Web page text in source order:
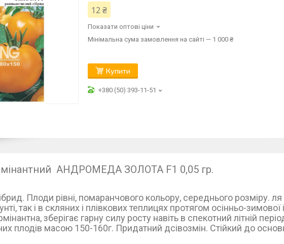
12 ₴
Показати оптові ціни
Мінімальна сума замовлення на сайті — 1 000 ₴
Купити
+380 (50) 393-11-51
АНДРОМЕДА ЗОЛОТА F1 0,05 гр.
Плоди рівні, помаранчового кольору, середнього розміру.
так і в скляних і плівкових теплицях протягом осінньо-
зберігає гарну силу росту навіть в спекотний літній
плодів масою 150-160г. Придатний дсівозмін. Стійкий до